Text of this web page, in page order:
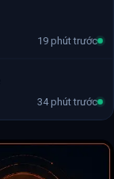
19 phút trước
34 phút trước